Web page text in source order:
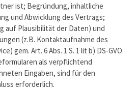
ist; Begründung, inhaltliche
und Abwicklung des Vertrags;
auf Plausibilität der Daten) und
(z.B. Kontaktaufnahme des
gem. Art. 6 Abs. 1 S. 1 lit b) DS-GVO.
als verpflichtend
Eingaben, sind für den
erforderlich.